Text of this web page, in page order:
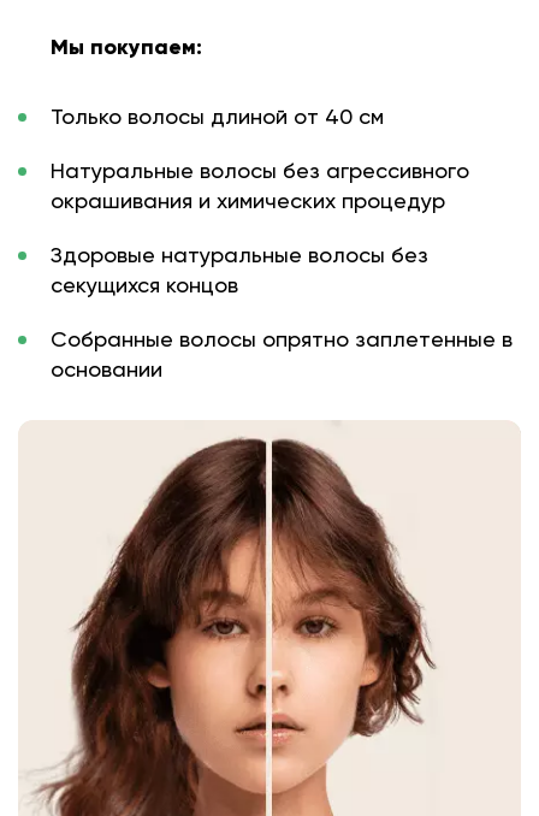
Мы покупаем:
Только волосы длиной от 40 см
Натуральные волосы без агрессивного
окрашивания и химических процедур
Здоровые натуральные волосы без
секущихся концов
Собранные волосы опрятно заплетенные в
основании